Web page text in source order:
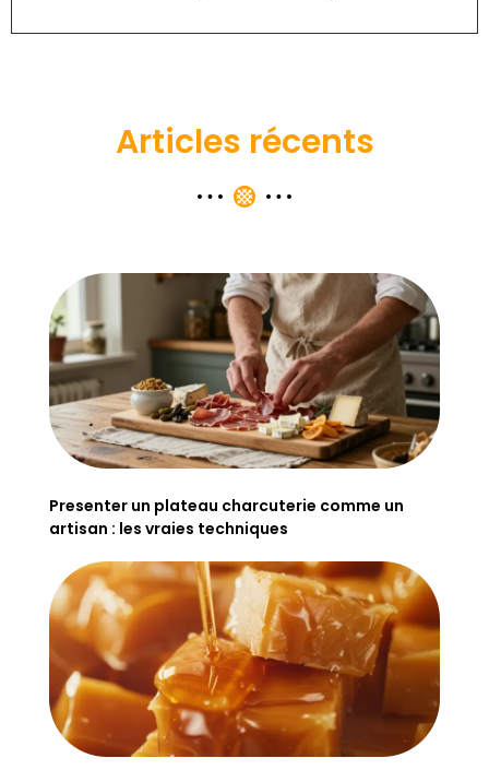
Articles récents
Presenter un plateau charcuterie comme un
artisan : les vraies techniques